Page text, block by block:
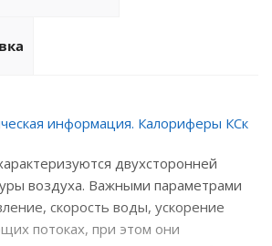
информация. Калориферы КСк
двухсторонней
воздуха. Важными параметрами
скорость воды, ускорение
потоках, при этом они